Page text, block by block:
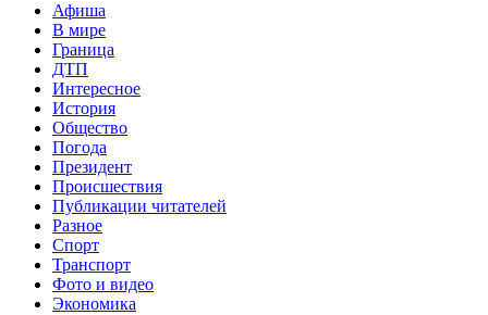
Афиша
В мире
Граница
ДТП
Интересное
История
Общество
Погода
Президент
Происшествия
Публикации читателей
Разное
Спорт
Транспорт
Фото и видео
Экономика